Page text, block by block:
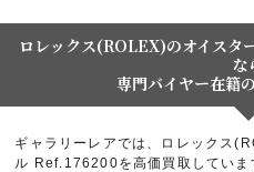
ロレックス(ROLEX)のオイスタ
な
専門バイヤー在籍
ギャラリーレアでは、ロレックス
ル Ref.176200を高価買取してい